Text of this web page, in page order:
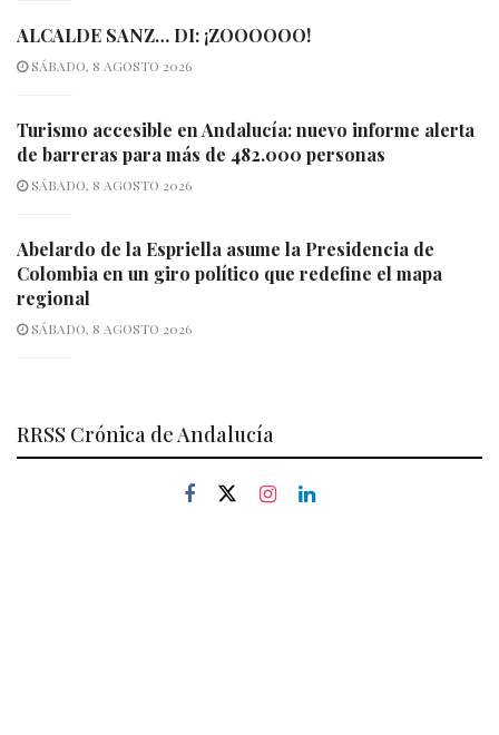
ALCALDE SANZ… DI: ¡ZOOOOOO!
SÁBADO, 8 AGOSTO 2026
Turismo accesible en Andalucía: nuevo informe alerta
de barreras para más de 482.000 personas
SÁBADO, 8 AGOSTO 2026
Abelardo de la Espriella asume la Presidencia de
Colombia en un giro político que redefine el mapa
regional
SÁBADO, 8 AGOSTO 2026
RRSS Crónica de Andalucía